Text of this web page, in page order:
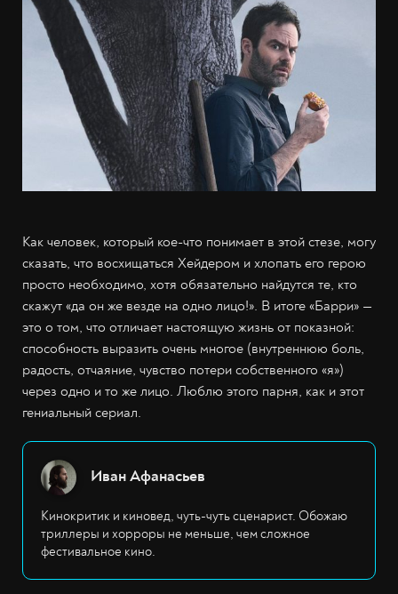
Как человек, который кое-что понимает в этой стезе, могу
сказать, что восхищаться Хейдером и хлопать его герою
просто необходимо, хотя обязательно найдутся те, кто
скажут «да он же везде на одно лицо!». В итоге «Барри» —
это о том, что отличает настоящую жизнь от показной:
способность выразить очень многое (внутреннюю боль,
радость, отчаяние, чувство потери собственного «я»)
через одно и то же лицо. Люблю этого парня, как и этот
гениальный сериал.
Иван Афанасьев
Кинокритик и киновед, чуть-чуть сценарист. Обожаю
триллеры и хорроры не меньше, чем сложное
фестивальное кино.